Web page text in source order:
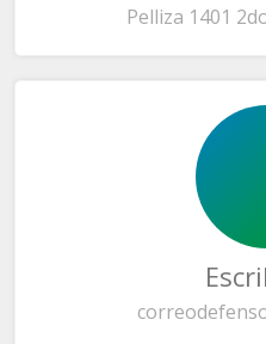
Pelliza 1401
correo